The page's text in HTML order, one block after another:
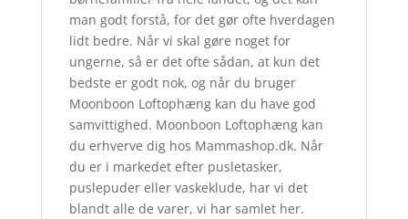
man godt forstå, for det gør ofte hverdagen
lidt bedre. Når vi skal gøre noget for
ungerne, så er det ofte sådan, at kun det
bedste er godt nok, og når du bruger
Moonboon Loftophæng kan du have god
samvittighed. Moonboon Loftophæng kan
du erhverve dig hos Mammashop.dk. Når
du er i markedet efter pusletasker,
puslepuder eller vaskeklude, har vi det
blandt alle de varer, vi har samlet her.